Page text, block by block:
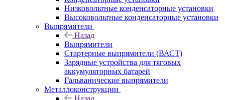
Низковольтные конденсаторные установки
Высоковольтные конденсаторные установки
Выпрямители
Назад
Выпрямители
Стартерные выпрямители (ВАСТ)
Зарядные устройства для тяговых
аккумуляторных батарей
Гальванические выпрямители
Металлоконструкции
Назад